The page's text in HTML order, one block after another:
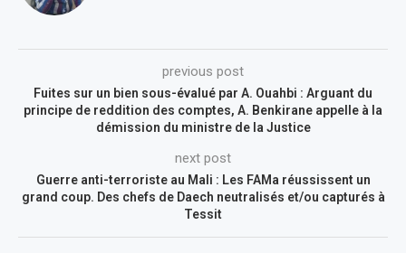
previous post
Fuites sur un bien sous-évalué par A. Ouahbi : Arguant du
principe de reddition des comptes, A. Benkirane appelle à la
démission du ministre de la Justice
next post
Guerre anti-terroriste au Mali : Les FAMa réussissent un
grand coup. Des chefs de Daech neutralisés et/ou capturés à
Tessit